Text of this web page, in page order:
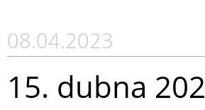
08.04.2023
15. dubna